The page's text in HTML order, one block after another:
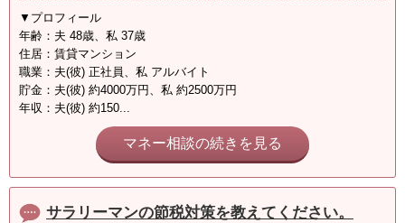
▼プロフィール
年齢：夫 48歳、私 37歳
住居：賃貸マンション
職業：夫(彼) 正社員、私 アルバイト
貯金：夫(彼) 約4000万円、私 約2500万円
年収：夫(彼) 約150...
マネー相談の続きを見る
サラリーマンの節税対策を教えてください。